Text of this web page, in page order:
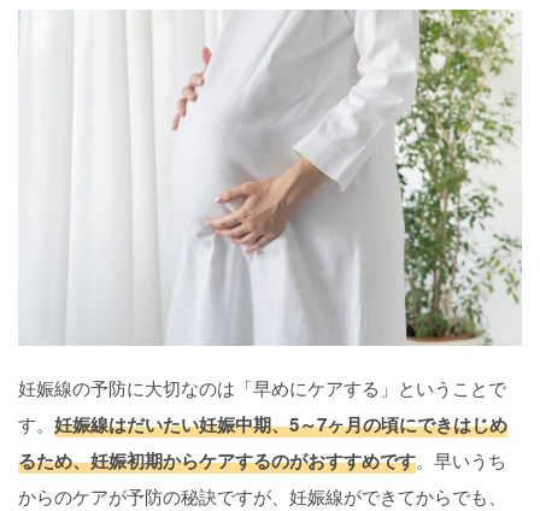
妊娠線の予防に大切なのは「早めにケアする」ということで
す。 妊娠線はだいたい妊娠中期、5～7ヶ月の頃にできはじめ
るため、妊娠初期からケアするのがおすすめです。早いうち
からのケアが予防の秘訣ですが、妊娠線ができてからでも、